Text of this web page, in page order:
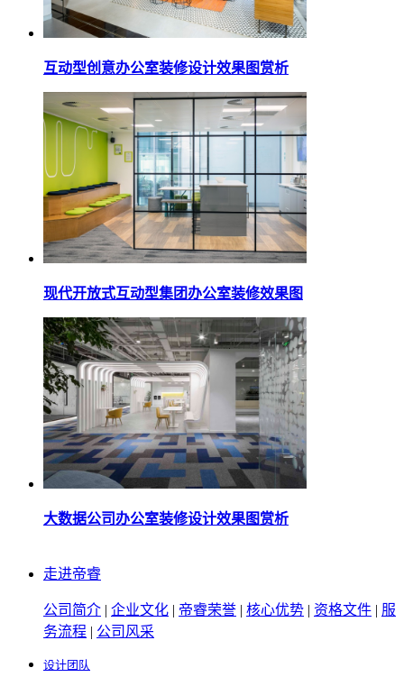
互动型创意办公室装修设计效果图赏析
现代开放式互动型集团办公室装修效果图
大数据公司办公室装修设计效果图赏析
走进帝睿
公司简介 | 企业文化 | 帝睿荣誉 | 核心优势 | 资格文件 | 服
务流程 | 公司风采
设计团队